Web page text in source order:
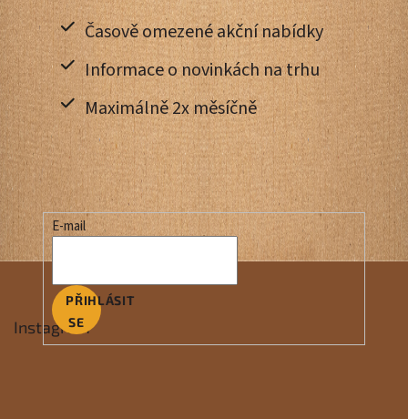
Časově omezené akční nabídky
Informace o novinkách na trhu
Maximálně 2x měsíčně
E-mail
PŘIHLÁSIT
SE
Instagram